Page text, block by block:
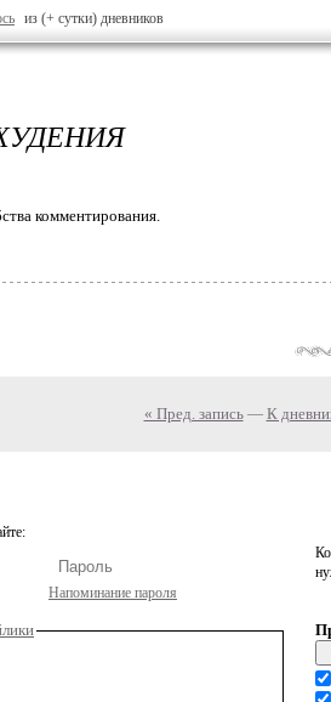
из (+ сутки) дневников
комментирования.
« Пред. запись— К
Напоминание пароля